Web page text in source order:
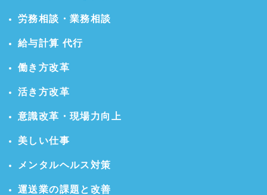
労務相談・業務相談
給与計算 代行
働き方改革
活き方改革
意識改革・現場力向上
美しい仕事
メンタルヘルス対策
運送業の課題と改善